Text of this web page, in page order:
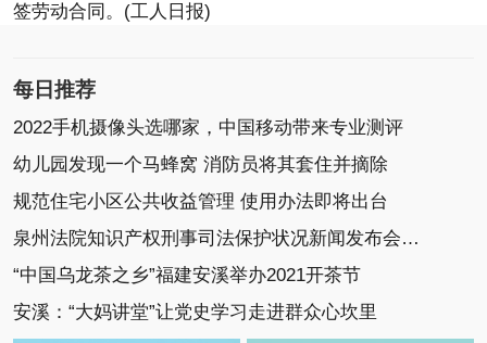
签劳动合同。(工人日报)
每日推荐
2022手机摄像头选哪家，中国移动带来专业测评
幼儿园发现一个马蜂窝 消防员将其套住并摘除
规范住宅小区公共收益管理 使用办法即将出台
泉州法院知识产权刑事司法保护状况新闻发布会召开
“中国乌龙茶之乡”福建安溪举办2021开茶节
安溪：“大妈讲堂”让党史学习走进群众心坎里